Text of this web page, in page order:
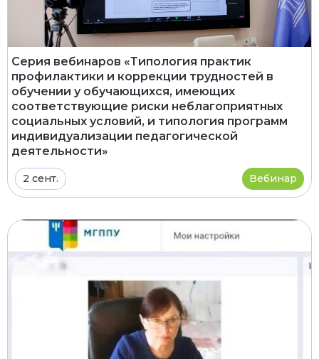
Серия вебинаров «Типология практик
профилактики и коррекции трудностей в
обучении у обучающихся, имеющих
соответствующие риски неблагоприятных
социальных условий, и типология программ
индивидуализации педагогической
деятельности»
2 сент. Вебинар